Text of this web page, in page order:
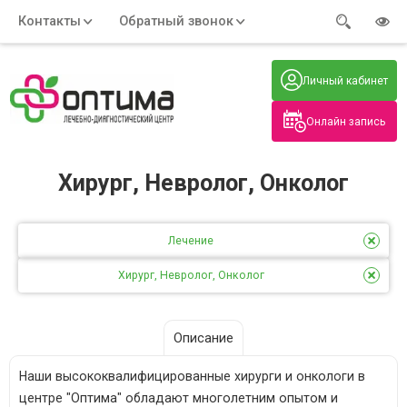
Онлайн запись
Личный кабинет
Контакты
Обратный звонок
Адрес:
Часы работы: Телефон:
+7 (914) 579-77-99
Нажмите на номер, чтобы
позвонить
Хирург, Невролог, Онколог
Лечение
Хирург, Невролог, Онколог
Описание
Наши высококвалифицированные хирурги и онкологи в
центре "Оптима" обладают многолетним опытом и